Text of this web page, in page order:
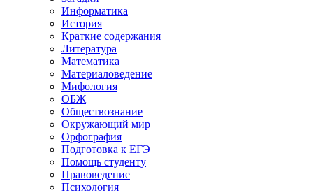
Информатика
История
Краткие содержания
Литература
Математика
Материаловедение
Мифология
ОБЖ
Обществознание
Окружающий мир
Орфография
Подготовка к ЕГЭ
Помощь студенту
Правоведение
Психология